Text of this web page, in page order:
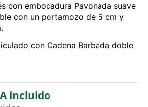
con embocadura Pavonada suave
con un portamozo de 5 cm y
con Cadena Barbada doble
incluido